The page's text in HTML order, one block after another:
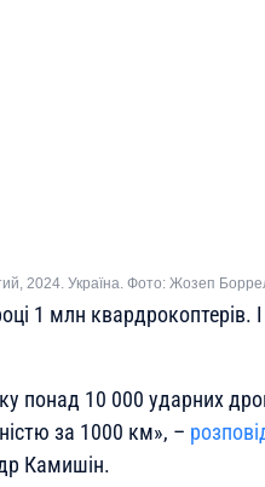
2024. Україна. Фото: Жозеп
1 млн квардрокоптерів.
понад 10 000 ударних
за 1000 км», –
Камишін.